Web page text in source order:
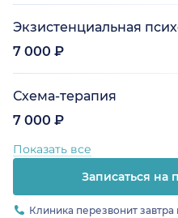
Экзистенциальная
7 000 ₽
Схема-терапия
7 000 ₽
Показать все
Записаться на
Клиника перезвонит завтра